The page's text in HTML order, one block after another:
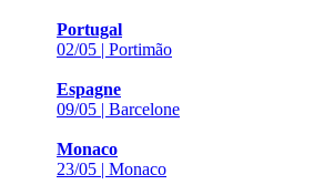
Portugal
02/05 | Portimão
Espagne
09/05 | Barcelone
Monaco
23/05 | Monaco